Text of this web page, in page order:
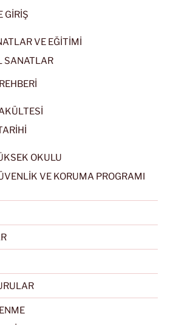
GİRİŞ
VE EĞİTİMİ
SANATLAR
OKULU
VE KORUMA PROGRAMI